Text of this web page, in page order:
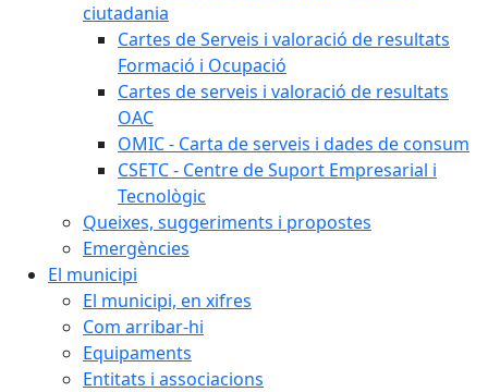
ciutadania
Cartes de Serveis i valoració de resultats
Formació i Ocupació
Cartes de serveis i valoració de resultats
OAC
OMIC - Carta de serveis i dades de consum
CSETC - Centre de Suport Empresarial i
Tecnològic
Queixes, suggeriments i propostes
Emergències
El municipi
El municipi, en xifres
Com arribar-hi
Equipaments
Entitats i associacions